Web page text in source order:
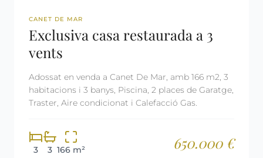
REF: 2787
CANET DE MAR
Exclusiva casa restaurada a 3
vents
Adossat en venda a Canet De Mar, amb 166 m2, 3
habitacions i 3 banys, Piscina, 2 places de Garatge,
Traster, Aire condicionat i Calefacció Gas.
3 3 166 m² 650.000 €